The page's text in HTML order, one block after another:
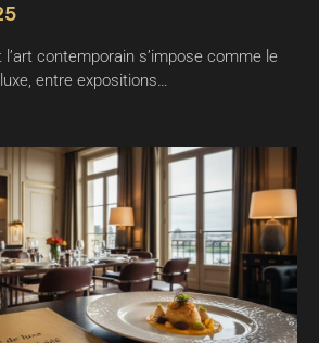
contemporain s’impose comme le
entre expositions…